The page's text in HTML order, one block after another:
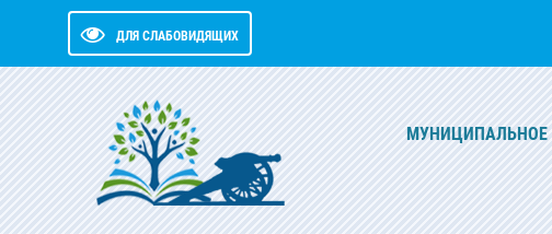
ДЛЯ СЛАБОВИДЯЩИХ
МУНИЦИПАЛЬНОЕ